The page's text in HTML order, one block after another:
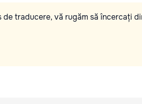
traducere, vă rugăm să încercați